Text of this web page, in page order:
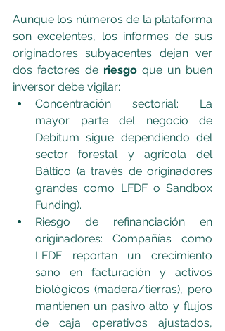
Aunque los números de la plataforma
son excelentes, los informes de sus
originadores subyacentes dejan ver
dos factores de riesgo que un buen
inversor debe vigilar:
Concentración sectorial: La
mayor parte del negocio de
Debitum sigue dependiendo del
sector forestal y agrícola del
Báltico (a través de originadores
grandes como LFDF o Sandbox
Funding).
Riesgo de refinanciación en
originadores: Compañías como
LFDF reportan un crecimiento
sano en facturación y activos
biológicos (madera/tierras), pero
mantienen un pasivo alto y flujos
de caja operativos ajustados,